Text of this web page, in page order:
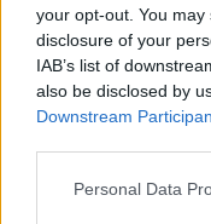
your opt-out. You
disclosure of your
IAB’s list of
also be disclosed by
Downstream
Personal Data
Έναρξη Προηγούμενο
5 6